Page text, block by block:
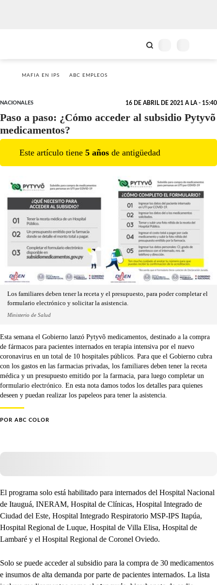
MAFIA EN IPS ABC EMPLEOS
NACIONALES 16 DE ABRIL DE 2021 A LA - 15:40
Paso a paso: ¿Cómo acceder al subsidio Pytyvõ
medicamentos?
Este artículo tiene 5 años de antigüedad
Los familiares deben tener la receta y el presupuesto, para poder completar el
formulario electrónico y solicitar la asistencia.
Ministerio de Salud
Esta semana el Gobierno lanzó Pytyvõ medicamentos, destinado a la compra
de fármacos para pacientes internados en terapia intensiva por el nuevo
coronavirus en un total de 10 hospitales públicos. Para que el Gobierno cubra
con los gastos en las farmacias privadas, los familiares deben tener la receta
médica y un presupuesto emitido por la farmacia, para luego completar un
formulario electrónico. En esta nota damos todos los detalles para quienes
deseen y puedan realizar los papeleos para tener la asistencia.
POR ABC COLOR
El programa solo está habilitado para internados del Hospital Nacional
de Itauguá, INERAM, Hospital de Clínicas, Hospital Integrado de
Ciudad del Este, Hospital Integrado Respiratorio MSP-IPS Itapúa,
Hospital Regional de Luque, Hospital de Villa Elisa, Hospital de
Lambaré y el Hospital Regional de Coronel Oviedo.
Solo se puede acceder al subsidio para la compra de 30 medicamentos
e insumos de alta demanda por parte de pacientes internados. La lista